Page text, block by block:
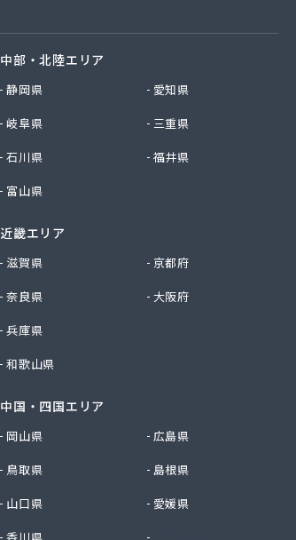
中部・北陸エリア
静岡県
愛知県
岐阜県
三重県
石川県
福井県
富山県
近畿エリア
滋賀県
京都府
奈良県
大阪府
兵庫県
和歌山県
中国・四国エリア
岡山県
広島県
鳥取県
島根県
山口県
愛媛県